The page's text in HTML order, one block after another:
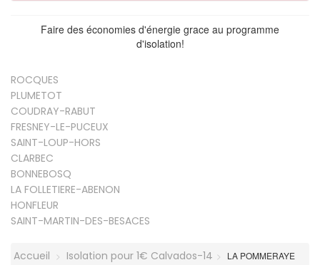
Faire des économies d'énergie grace au programme
d'isolation!
ROCQUES
PLUMETOT
COUDRAY-RABUT
FRESNEY-LE-PUCEUX
SAINT-LOUP-HORS
CLARBEC
BONNEBOSQ
LA FOLLETIERE-ABENON
HONFLEUR
SAINT-MARTIN-DES-BESACES
Accueil Isolation pour 1€ Calvados-14 LA POMMERAYE